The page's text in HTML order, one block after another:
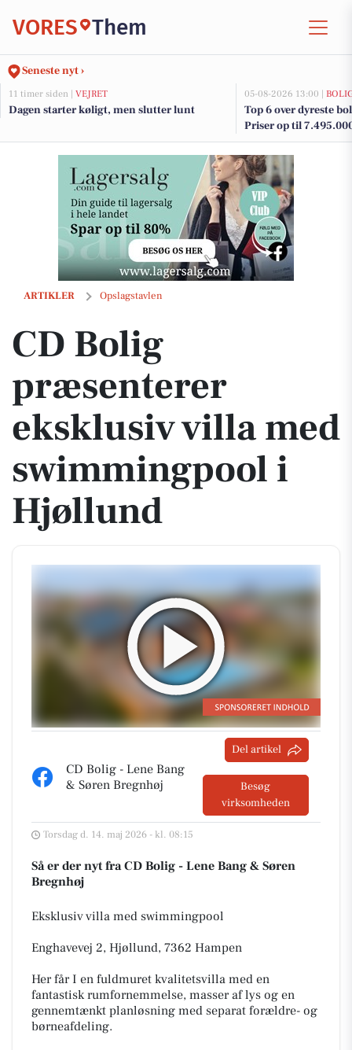
VORES Them
Seneste nyt ›
11 timer siden | VEJRET
Dagen starter køligt, men slutter lunt
05-08-2026 13:00 |
Top 6 over dyreste
Priser op til
ARTIKLER Opslagstavlen
CD Bolig præsenterer eksklusiv villa med swimmingpool i Hjøllund
CD Bolig
præsenterer
eksklusiv villa med
swimmingpool i
Hjøllund
CD Bolig - Lene Bang
& Søren Bregnhøj
Del artikel
Besøg
virksomheden
Torsdag d. 14. maj 2026 - kl. 08:15
Så er der nyt fra CD Bolig - Lene Bang & Søren
Bregnhøj
Eksklusiv villa med swimmingpool
Enghavevej 2, Hjøllund, 7362 Hampen
Her får I en fuldmuret kvalitetsvilla med en
fantastisk rumfornemmelse, masser af lys og en
gennemtænkt planløsning med separat forældre- og
børneafdeling.